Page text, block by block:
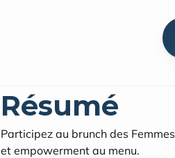
Résumé
Participez au brunch des
et empowerment au menu.